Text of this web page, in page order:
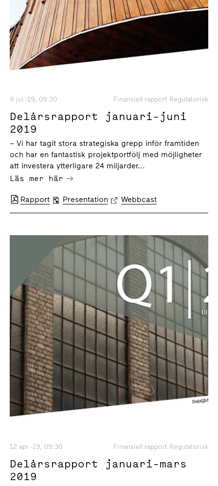
9 jul -19, 09:30 Finansiell rapport Regulatorisk
Delårsrapport januari-juni
2019
– Vi har tagit stora strategiska grepp inför framtiden
och har en fantastisk projektportfölj med möjligheter
att investera ytterligare 24 miljarder...
Läs mer här
Rapport Presentation Webbcast
12 apr -19, 09:30 Finansiell rapport Regulatorisk
Delårsrapport januari-mars
2019